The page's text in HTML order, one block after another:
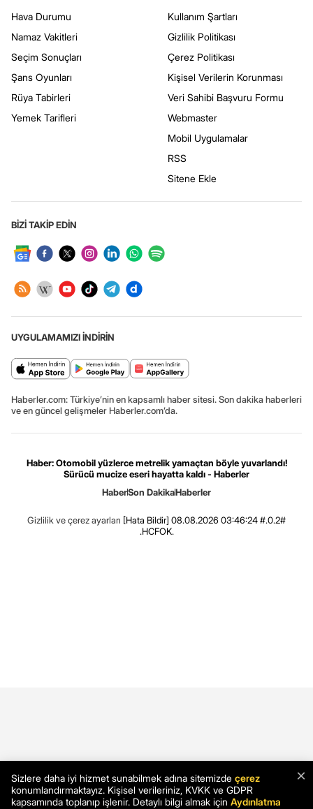
Hava Durumu
Namaz Vakitleri
Seçim Sonuçları
Şans Oyunları
Rüya Tabirleri
Yemek Tarifleri
Kullanım Şartları
Gizlilik Politikası
Çerez Politikası
Kişisel Verilerin Korunması
Veri Sahibi Başvuru Formu
Webmaster
Mobil Uygulamalar
RSS
Sitene Ekle
BİZİ TAKİP EDİN
UYGULAMAMIZI İNDİRİN
Haberler.com: Türkiye’nin en kapsamlı haber sitesi. Son dakika haberleri
ve en güncel gelişmeler Haberler.com’da.
Haber: Otomobil yüzlerce metrelik yamaçtan böyle yuvarlandı!
Sürücü mucize eseri hayatta kaldı - Haberler
HaberSon DakikaHaberler
Gizlilik ve çerez ayarları [Hata Bildir] 08.08.2026 03:46:24 #.0.2#
.HCFOK.
×
Sizlere daha iyi hizmet sunabilmek adına sitemizde çerez
konumlandırmaktayız. Kişisel verileriniz, KVKK ve GDPR
kapsamında toplanıp işlenir. Detaylı bilgi almak için Aydınlatma